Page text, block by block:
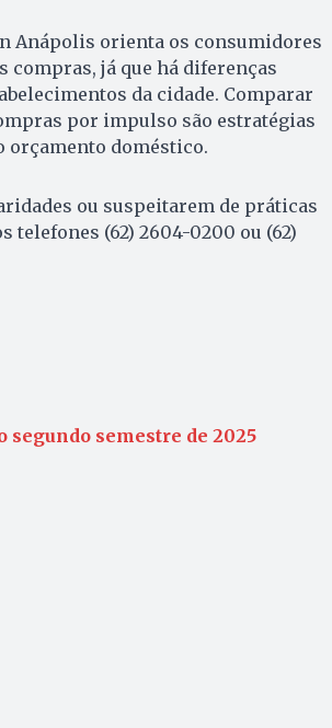
Anápolis orienta os consumidores
compras, já que há diferenças
da cidade. Comparar
por impulso são estratégias
orçamento doméstico.
ou suspeitarem de práticas
(62) 2604-0200 ou (62)
segundo semestre de 2025